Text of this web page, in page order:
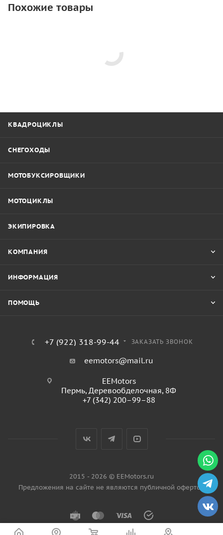
Похожие товары
КВАДРОЦИКЛЫ
СНЕГОХОДЫ
МОТОБУКСИРОВЩИКИ
МОТОЦИКЛЫ
ЭКИПИРОВКА
КОМПАНИЯ
ИНФОРМАЦИЯ
ПОМОЩЬ
+7 (922) 318-99-44 ЗАКАЗАТЬ ЗВОНОК
eemotors@mail.ru
EEMotors
Пермь, Деревообделочная, 8Ф
+7 (342) 200–99–88
2015 - 2026 © EEMotors.ru
Предложения на сайте не являются публичной офертой